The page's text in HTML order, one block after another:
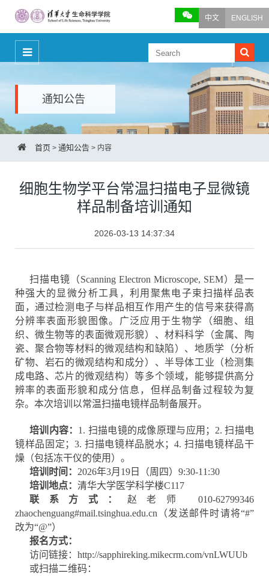
中文 ENGLISH
通知公告
首页 > 通知公告 > 内容
细胞生物学平台常温扫描电子显微镜
样品制备培训通知
2026-03-13 14:37:34
扫描电镜（Scanning Electron Microscope, SEM）是一
种强大的显微分析工具，利用聚焦电子束扫描样品表
面，通过检测电子与样品相互作用产生的信号来获得高
分辨率表面形貌图像。广泛应用于生物学（细胞、组
织、微生物等的表面微观形貌）、材料科学（金属、陶
瓷、聚合物等材料的微观结构和缺陷）、地质学（分析
矿物、岩石的微观结构和成分）、半导体工业（检测集
成电路、芯片的微观结构）等多个领域，能够提供高分
辨率的表面形貌和成分信息，但样品制备过程较为复
杂。本次培训以常温扫描电镜样品制备展开。
培训内容： 1. 扫描电镜的成像原理与应用；2. 扫描电
镜样品固定；3. 扫描电镜样品脱水；4. 扫描电镜样品干
燥（包括冻干仪的使用）。
培训时间： 2026年3月19日（周四）9:30-11:30
培训地点： 清华大学医学科学楼C117
联系方式： 赵老师 010-62799346
zhaochenguang#mail.tsinghua.edu.cn（发送邮件时请将“#”
改为“@”）
报名方式：
访问链接： http://sapphireking.mikecrm.com/vnLWUUb
或扫描二维码：